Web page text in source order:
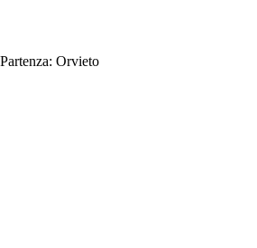
Partenza: Orvieto